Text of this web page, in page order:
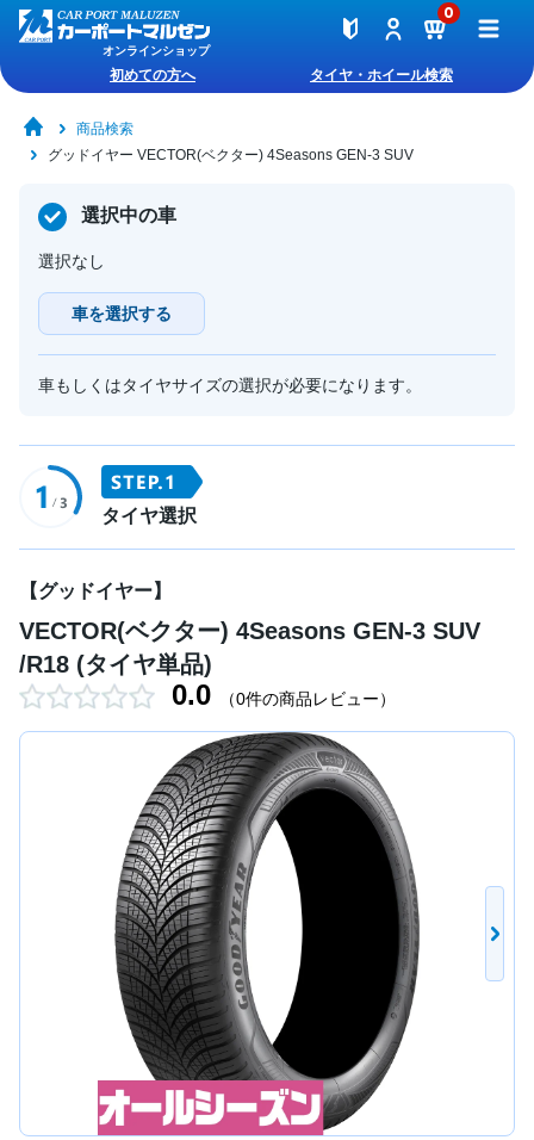
オンラインショップ
0
初めての方へ タイヤ・ホイール検索
商品検索
グッドイヤー VECTOR(ベクター) 4Seasons GEN-3 SUV
選択中の車
選択なし
車を選択する
車もしくはタイヤサイズの選択が必要になります。
タイヤ選択
【グッドイヤー】
VECTOR(ベクター) 4Seasons GEN-3 SUV
/R18 (タイヤ単品)
0.0 （0件の商品レビュー）